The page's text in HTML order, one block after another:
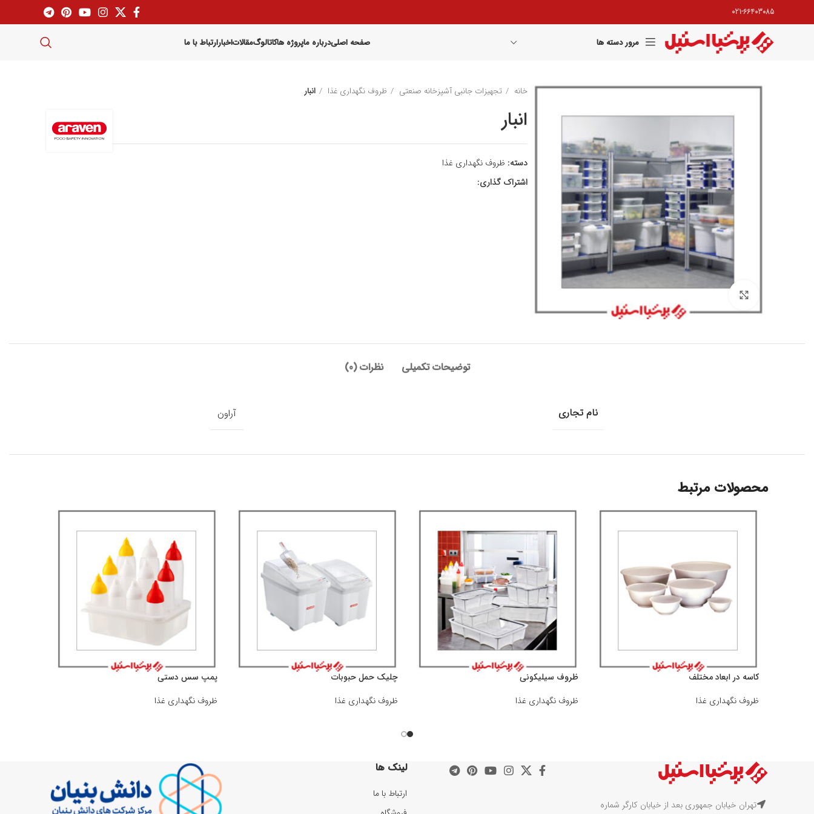
021-66403085
مرور دسته ها صفحه اصلیدرباره ماپروژه هاکاتالوگمقالاتاخبارارتباط با ما
خانه تجهیزات جانبی آشپزخانه صنعتی ظروف نگهداری غذا انبار
انبار
دسته: ظروف نگهداری غذا
اشتراک گذاری:
توضیحات تکمیلی نظرات (0)
نام تجاری آراون
محصولات مرتبط
کاسه در ابعاد مختلف
ظروف نگهداری غذا
ظروف سیلیکونی
ظروف نگهداری غذا
چلیک حمل حبوبات
ظروف نگهداری غذا
پمپ سس دستی
ظروف نگهداری غذا
تهران خیابان جمهوری بعد از خیابان کارگر شماره
لینک ها
ارتباط با ما